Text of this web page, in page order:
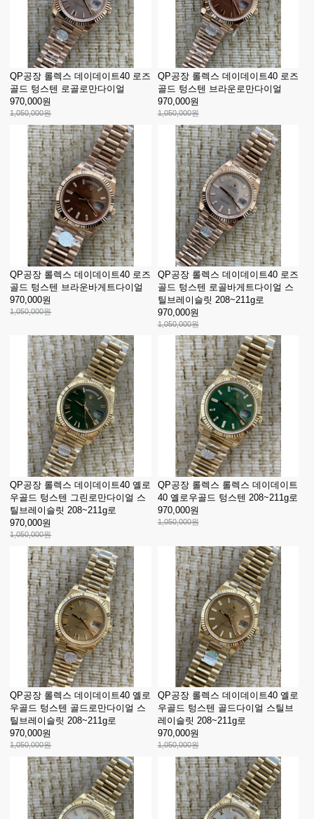
QP공장 롤렉스 데이데이트40 로즈
골드 텅스텐 로골로만다이얼
970,000원
1,050,000원
QP공장 롤렉스 데이데이트40 로즈
골드 텅스텐 브라운로만다이얼
970,000원
1,050,000원
QP공장 롤렉스 데이데이트40 로즈
골드 텅스텐 브라운바게트다이얼
970,000원
1,050,000원
QP공장 롤렉스 데이데이트40 로즈
골드 텅스텐 로골바게트다이얼 스
틸브레이슬릿 208~211g로
970,000원
1,050,000원
QP공장 롤렉스 데이데이트40 옐로
우골드 텅스텐 그린로만다이얼 스
틸브레이슬릿 208~211g로
970,000원
1,050,000원
QP공장 롤렉스 롤렉스 데이데이트
40 옐로우골드 텅스텐 208~211g로
970,000원
1,050,000원
QP공장 롤렉스 데이데이트40 옐로
우골드 텅스텐 골드로만다이얼 스
틸브레이슬릿 208~211g로
970,000원
1,050,000원
QP공장 롤렉스 데이데이트40 옐로
우골드 텅스텐 골드다이얼 스틸브
레이슬릿 208~211g로
970,000원
1,050,000원